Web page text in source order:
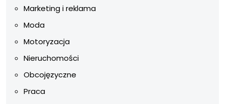
Marketing i reklama
Moda
Motoryzacja
Nieruchomości
Obcojęzyczne
Praca